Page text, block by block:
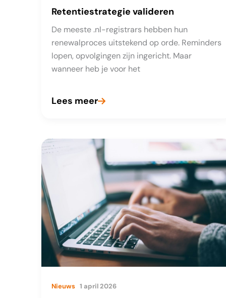
Retentiestrategie valideren
De meeste .nl-registrars hebben hun
renewalproces uitstekend op orde. Reminders
lopen, opvolgingen zijn ingericht. Maar
wanneer heb je voor het
Retentiestrategie
Lees meer
Nieuws 1 april 2026